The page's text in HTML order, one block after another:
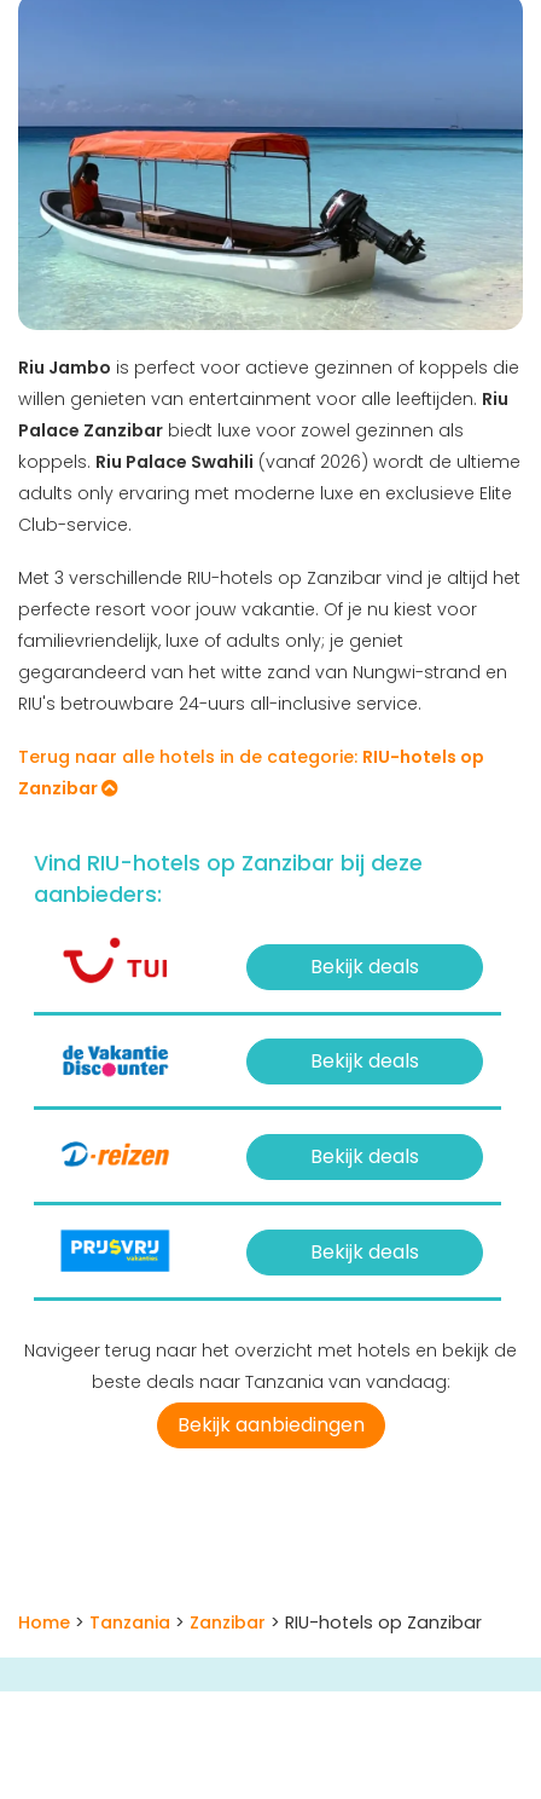
Riu Jambo is perfect voor actieve gezinnen of koppels die
willen genieten van entertainment voor alle leeftijden. Riu
Palace Zanzibar biedt luxe voor zowel gezinnen als
koppels. Riu Palace Swahili (vanaf 2026) wordt de ultieme
adults only ervaring met moderne luxe en exclusieve Elite
Club-service.
Met 3 verschillende RIU-hotels op Zanzibar vind je altijd het
perfecte resort voor jouw vakantie. Of je nu kiest voor
familievriendelijk, luxe of adults only; je geniet
gegarandeerd van het witte zand van Nungwi-strand en
RIU's betrouwbare 24-uurs all-inclusive service.
Terug naar alle hotels in de categorie: RIU-hotels op
Zanzibar
Vind RIU-hotels op Zanzibar bij deze
aanbieders:
Bekijk deals
Bekijk deals
Bekijk deals
Bekijk deals
Navigeer terug naar het overzicht met hotels en bekijk de
beste deals naar Tanzania van vandaag:
Bekijk aanbiedingen
Home > Tanzania > Zanzibar > RIU-hotels op Zanzibar